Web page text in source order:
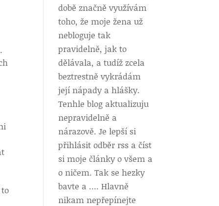
době značně využívám
toho, že moje žena už
nebloguje tak
pravidelně, jak to
dělávala, a tudíž zcela
beztrestně vykrádám
její nápady a hlášky.
Tenhle blog aktualizuju
nepravidelně a
nárazově. Je lepší si
přihlásit odběr rss a číst
si moje články o všem a
o ničem. Tak se hezky
bavte a …. Hlavně
nikam nepřepínejte